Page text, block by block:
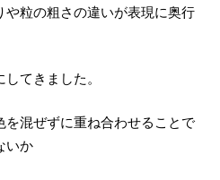
や粒の粗さの違いが表現に奥行
てきました。
を混ぜずに重ね合わせることで
いか